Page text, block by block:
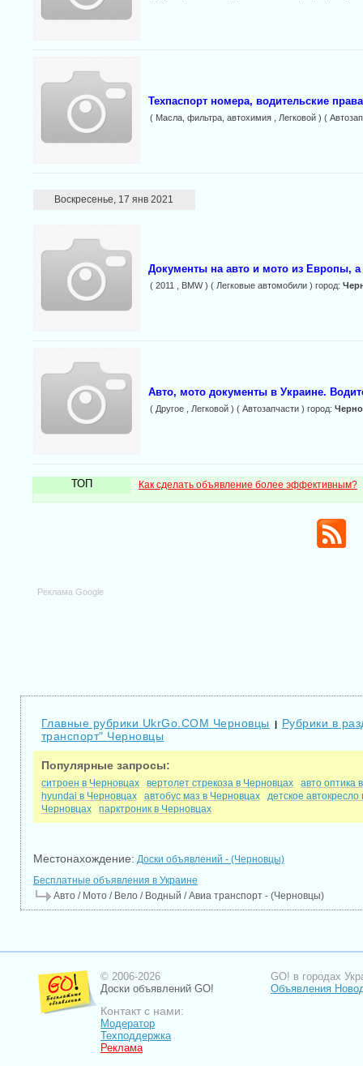
Техпаспорт номера, водительские
( Масла, фильтра, автохимия , Легковой ) (
Воскресенье, 17 янв 2021
Документы на авто и мото из Европы,
( 2011 , BMW ) ( Легковые автомобили ) город:
Авто, мото документы в Украине.
( Другое , Легковой ) ( Автозапчасти ) город:
ТОП Как сделать объявление более эффективным?
Реклама Google
Главные рубрики UkrGo.COM Черновцы | Рубрики в
транспорт" Черновцы
Популярные запросы:
ситроен в Черновцах вертолет стрекоза в Черновцах
авто оптика
hyundai в Черновцах
автобус маз в Черновцах
детское
Черновцах
парктроник в Черновцах
Местонахождение: Доски объявлений - (Черновцы)
Бесплатные объявления в Украине
Авто / Мото / Вело / Водный / Авиа транспорт - (Черновцы)
© 2006-2026
Доски объявлений GO!
Контакт с нами:
Модератор
Техподдержка
Реклама
GO! в городах
Объявления